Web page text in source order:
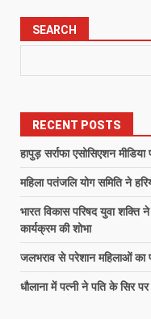
SEARCH
RECENT POSTS
हापुड़ सर्राफा एसोसिएशन
महिला पतंजलि योग समिति ने
भारत विकास परिषद युवा शक्ति
कार्यक्रम की शोभा
जलभराव से परेशान महिलाओं का
धौलाना में पत्नी ने पति के सिर